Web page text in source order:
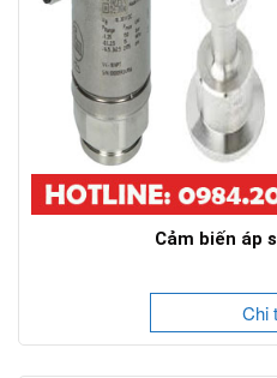
Cảm biến áp
Chi